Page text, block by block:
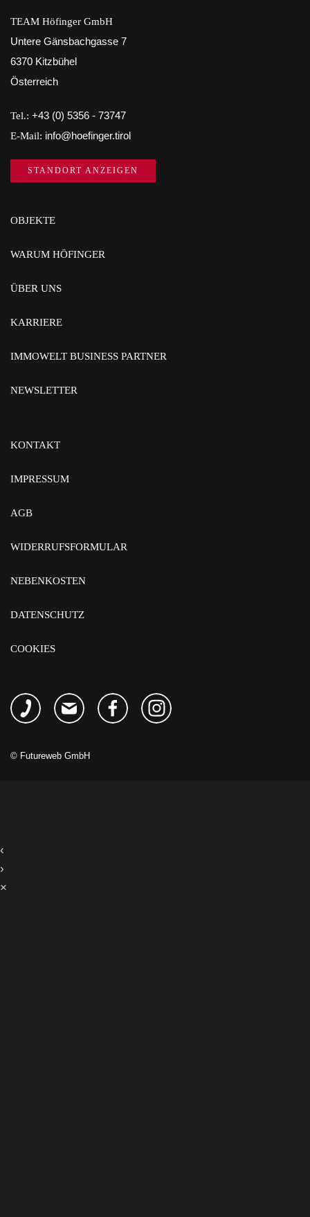
TEAM Höfinger GmbH
Untere Gänsbachgasse 7
6370 Kitzbühel
Österreich
Tel.: +43 (0) 5356 - 73747
E-Mail: info@hoefinger.tirol
STANDORT ANZEIGEN
OBJEKTE
WARUM HÖFINGER
ÜBER UNS
KARRIERE
IMMOWELT BUSINESS PARTNER
NEWSLETTER
KONTAKT
IMPRESSUM
AGB
WIDERRUFSFORMULAR
NEBENKOSTEN
DATENSCHUTZ
COOKIES
© Futureweb GmbH
‹
›
×